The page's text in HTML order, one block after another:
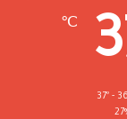
℃